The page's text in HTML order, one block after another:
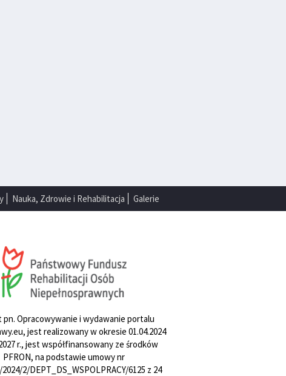
Nauka, Zdrowie i Rehabilitacja Galerie
pn. Opracowywanie i wydawanie portalu
jest realizowany w okresie 01.04.2024
r., jest współfinansowany ze środków
PFRON, na podstawie umowy nr
2/DEPT_DS_WSPOLPRACY/6125 z 24